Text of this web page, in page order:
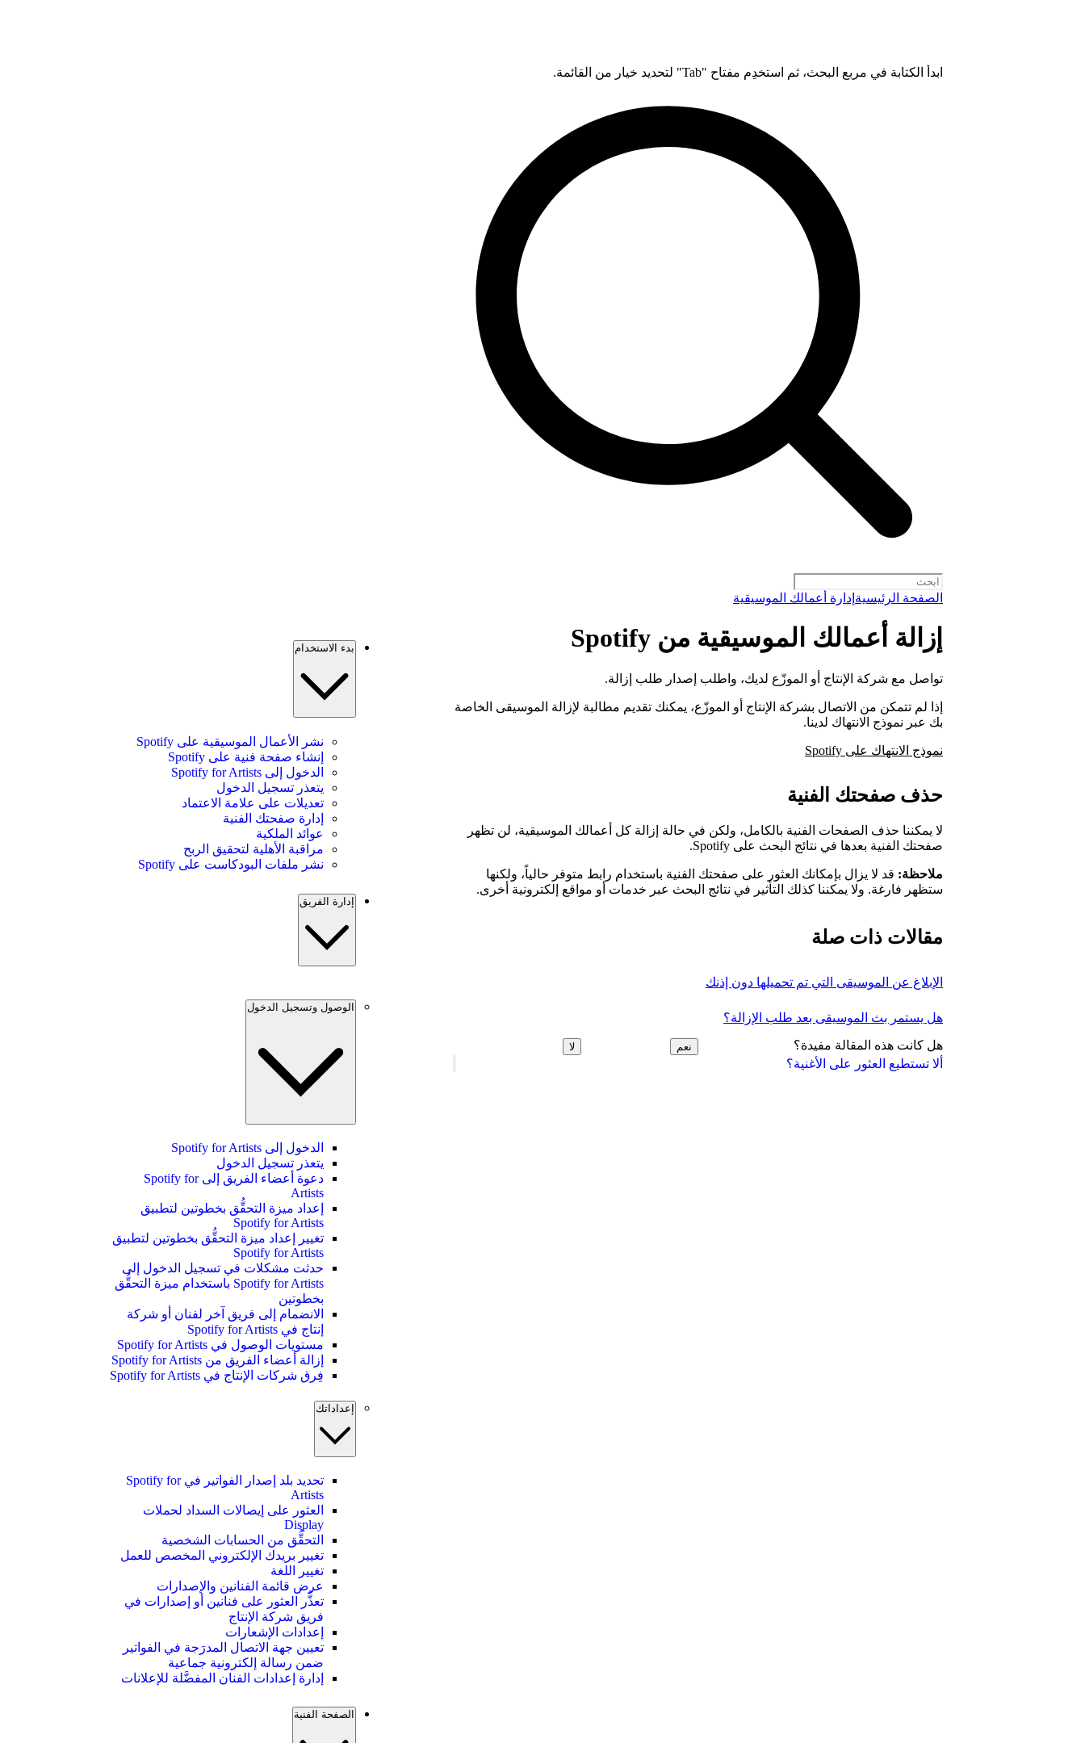
ابدأ الكتابة في مربع البحث، ثم استخدِم مفتاح "Tab" لتحديد خيار من القائمة.
الصفحة الرئيسية إدارة أعمالك الموسيقية
ألا تستطيع العثور على الأغنية؟
إزالة أعمالك الموسيقية من Spotify
تواصل مع شركة الإنتاج أو الموزّع لديك، واطلب إصدار طلب إزالة.
إذا لم تتمكن من الاتصال بشركة الإنتاج أو الموزّع، يمكنك تقديم مطالبة لإزالة الموسيقى الخاصة
بك عبر نموذج الانتهاك لدينا.
نموذج الانتهاك على Spotify
حذف صفحتك الفنية
لا يمكننا حذف الصفحات الفنية بالكامل، ولكن في حالة إزالة كل أعمالك الموسيقية، لن تظهر
صفحتك الفنية بعدها في نتائج البحث على Spotify.
ملاحظة: قد لا يزال بإمكانك العثور على صفحتك الفنية باستخدام رابط متوفر حالياً، ولكنها
ستظهر فارغة. ولا يمكننا كذلك التأثير في نتائج البحث عبر خدمات أو مواقع إلكترونية أخرى.
مقالات ذات صلة
الإبلاغ عن الموسيقى التي تم تحميلها دون إذنك
هل يستمر بث الموسيقى بعد طلب الإزالة؟
هل كانت هذه المقالة مفيدة؟ نعم لا
بدء الاستخدام
نشر الأعمال الموسيقية على Spotify
إنشاء صفحة فنية على Spotify
الدخول إلى Spotify for Artists
يتعذر تسجيل الدخول
تعديلات على علامة الاعتماد
إدارة صفحتك الفنية
عوائد الملكية
مراقبة الأهلية لتحقيق الربح
نشر ملفات البودكاست على Spotify
إدارة الفريق
الوصول وتسجيل الدخول
الدخول إلى Spotify for Artists
يتعذر تسجيل الدخول
دعوة أعضاء الفريق إلى Spotify for
Artists
إعداد ميزة التحقُّق بخطوتين لتطبيق
Spotify for Artists
تغيير إعداد ميزة التحقُّق بخطوتين لتطبيق
Spotify for Artists
حدثت مشكلات في تسجيل الدخول إلى
Spotify for Artists باستخدام ميزة التحقُّق
بخطوتين
الانضمام إلى فريق آخر لفنان أو شركة
إنتاج في Spotify for Artists
مستويات الوصول في Spotify for Artists
إزالة أعضاء الفريق من Spotify for Artists
فِرق شركات الإنتاج في Spotify for Artists
إعداداتك
تحديد بلد إصدار الفواتير في Spotify for
Artists
العثور على إيصالات السداد لحملات
Display
التحقُّق من الحسابات الشخصية
تغيير بريدك الإلكتروني المخصص للعمل
تغيير اللغة
عرض قائمة الفنانين والإصدارات
تعذُّر العثور على فنانين أو إصدارات في
فريق شركة الإنتاج
إعدادات الإشعارات
تعيين جهة الاتصال المدرَجة في الفواتير
ضمن رسالة إلكترونية جماعية
إدارة إعدادات الفنان المفضَّلة للإعلانات
الصفحة الفنية